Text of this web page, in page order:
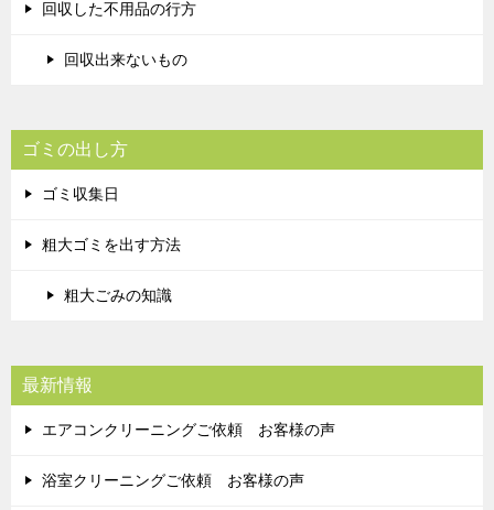
回収した不用品の行方
回収出来ないもの
ゴミの出し方
ゴミ収集日
粗大ゴミを出す方法
粗大ごみの知識
最新情報
エアコンクリーニングご依頼 お客様の声
浴室クリーニングご依頼 お客様の声